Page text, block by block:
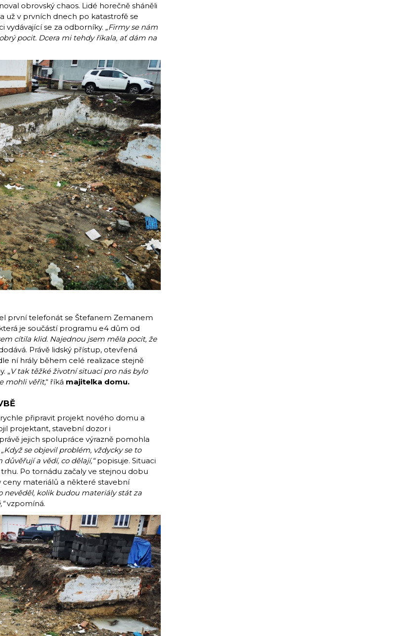
obrovský chaos. Lidé horečně sháněli
už v prvních dnech po katastrofě se
vydávající se za odborníky. „Firmy se nám
pocit. Dcera mi tehdy říkala, ať dám na
první telefonát se Štefanem Zemanem
je součástí programu e4 dům od
cítila klid. Najednou jsem měla pocit, že
Právě lidský přístup, otevřená
ní hrály během celé realizace stejně
„V tak těžké životní situaci pro nás bylo
mohli věřit,“ říká majitelka domu.
připravit projekt nového domu a
projektant, stavební dozor i
jejich spolupráce výrazně pomohla
„Když se objevil problém, vždycky se to
důvěřují a vědí, co dělají,“popisuje. Situaci
Po tornádu začaly ve stejnou dobu
ceny materiálů a některé stavební
nevěděl, kolik budou materiály stát za
vzpomíná.